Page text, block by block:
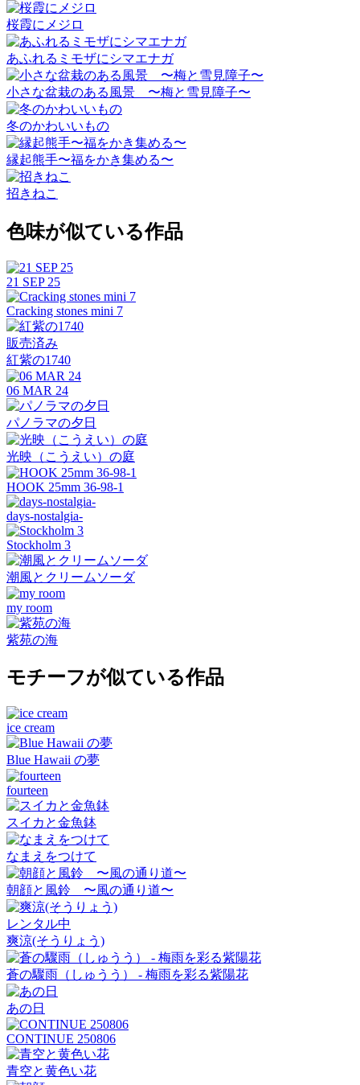
桜霞にメジロ
あふれるミモザにシマエナガ
小さな盆栽のある風景 〜梅と雪見障子〜
冬のかわいいもの
縁起熊手〜福をかき集める〜
招きねこ
色味が似ている作品
21 SEP 25
Cracking stones mini 7
販売済み
紅紫の1740
06 MAR 24
パノラマの夕日
光映（こうえい）の庭
HOOK 25mm 36-98-1
days-nostalgia-
Stockholm 3
潮風とクリームソーダ
my room
紫苑の海
モチーフが似ている作品
ice cream
Blue Hawaii の夢
fourteen
スイカと金魚鉢
なまえをつけて
朝顔と風鈴 〜風の通り道〜
レンタル中
爽涼(そうりょう)
蒼の驟雨（しゅうう） - 梅雨を彩る紫陽花
あの日
CONTINUE 250806
青空と黄色い花